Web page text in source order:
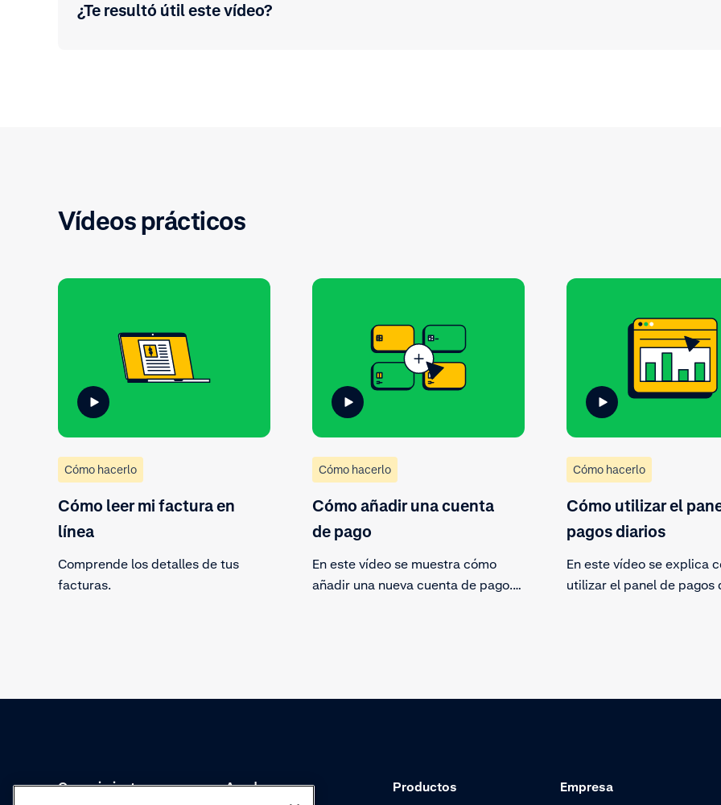
¿Te resultó útil este vídeo?
Vídeos prácticos
Cómo hacerlo
Cómo leer mi factura en
línea
Comprende los detalles de tus
facturas.
Cómo hacerlo
Cómo añadir una cuenta
de pago
En este vídeo se muestra cómo
añadir una nueva cuenta de pago.
Cómo hacerlo
Cómo utilizar el
pagos diarios
En este vídeo se explica
utilizar el panel de pagos
Conocimientos Academy Productos Empresa